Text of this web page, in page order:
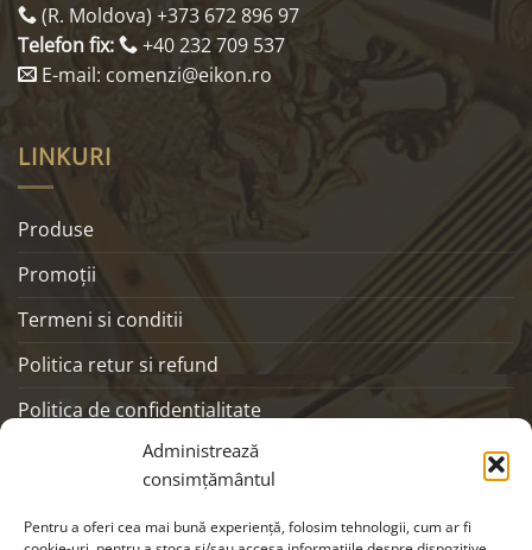
Administrează
consimțământul
Pentru a oferi cea mai bună experiență, folosim tehnologii, cum ar fi
(R. Moldova) +373 672 896 97
Telefon fix:
+40 232 709 537
E-mail: comenzi@eikon.ro
LINKURI
Produse
Promoţii
Termeni si conditii
Politica retur si refund
Politica de confidentialitate
SOCIALS